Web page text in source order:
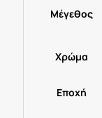
Μέγεθος
Χρώμα
Εποχή